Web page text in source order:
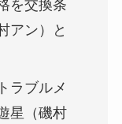
を交換条
アン）と
ラブルメ
星（磯村